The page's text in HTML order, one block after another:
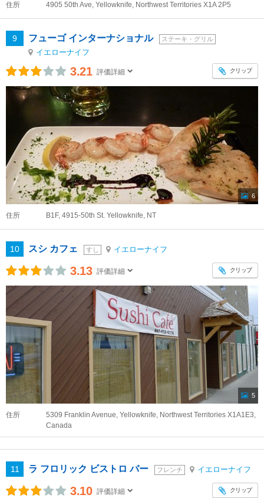
住所 4905 50th Ave, Yellowknife, Northwest Territories X1A 2P5
9 フューゴ インターナショナル ステーキ・グリル
イエローナイフ
3.21 評価詳細 クリップ
6
住所 B1F, 4915-50th St. Yellowknife, NT
10 スシ カフェ すし イエローナイフ
3.13 評価詳細 クリップ
5
住所
5309 Franklin Avenue, Yellowknife, Northwest Territories X1A1E3,
Canada
11 ラ フロリック ビストロ バー フレンチ イエローナイフ
3.10 評価詳細 クリップ